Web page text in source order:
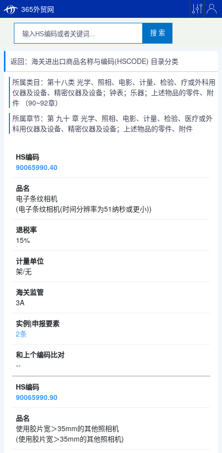
365外贸网
搜 索
返回：海关进出口商品名称与编码(HSCODE) 目录分类
所属类目：第十八类 光学、照相、电影、计量、检验、疗或外科用
仪器及设备、精密仪器及设备；钟表；乐器；上述物品的零件、附
件 （90~92章）
所属章节：第 九十 章 光学、照相、电影、计量、检验、医疗或外
科用仪器及设备、精密仪器及设备；上述物品的零件、附件
90065990.40
电子条纹相机
(电子条纹相机(时间分辨率为51纳秒或更小))
15%
架/无
3A
2条
--
90065990.90
使用胶片宽＞35mm的其他照相机
(使用胶片宽＞35mm的其他照相机)